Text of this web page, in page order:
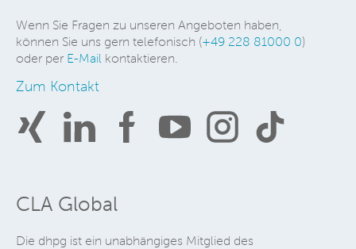
Wenn Sie Fragen zu unseren Angeboten haben,
können Sie uns gern telefonisch (+49 228 81000 0)
oder per E-Mail kontaktieren.
Zum Kontakt
CLA Global
Die dhpg ist ein unabhängiges Mitglied des